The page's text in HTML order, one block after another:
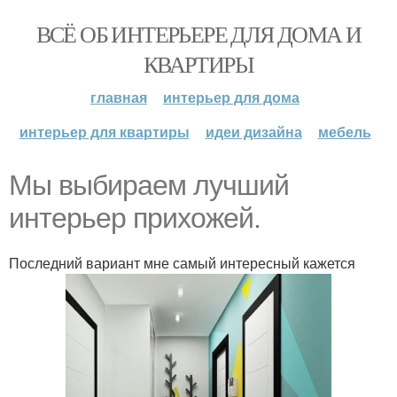
ВСЁ ОБ ИНТЕРЬЕРЕ ДЛЯ ДОМА И
КВАРТИРЫ
главная
интерьер для дома
интерьер для квартиры
идеи дизайна мебель
Мы выбираем лучший
интерьер прихожей.
Последний вариант мне самый интересный кажется